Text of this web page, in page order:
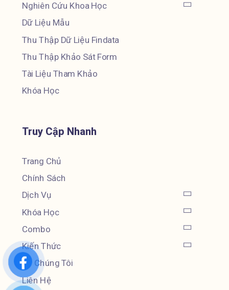
Nghiên Cứu Khoa Học
Dữ Liệu Mẫu
Thu Thập Dữ Liệu Findata
Thu Thập Khảo Sát Form
Tài Liệu Tham Khảo
Khóa Học
Truy Cập Nhanh
Trang Chủ
Chính Sách
Dịch Vụ
Khóa Học
Combo
Kiến Thức
Về Chúng Tôi
Liên Hệ